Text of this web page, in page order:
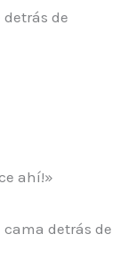
de
ahí!»
cama detrás de